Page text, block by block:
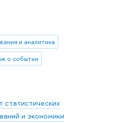
и аналитика
о событии
статистических
и экономики